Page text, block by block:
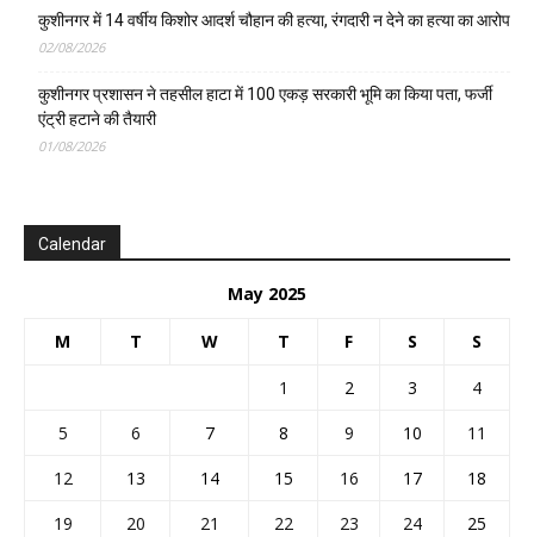
कुशीनगर में 14 वर्षीय किशोर आदर्श चौहान की हत्या, रंगदारी न देने का हत्या का आरोप
02/08/2026
कुशीनगर प्रशासन ने तहसील हाटा में 100 एकड़ सरकारी भूमि का किया पता, फर्जी
एंट्री हटाने की तैयारी
01/08/2026
Calendar
May 2025
M T W T F S S
1 2 3
4
5
6 7 8 9 10
11
12
13 14 15 16 17
18
19
20 21 22 23 24
25